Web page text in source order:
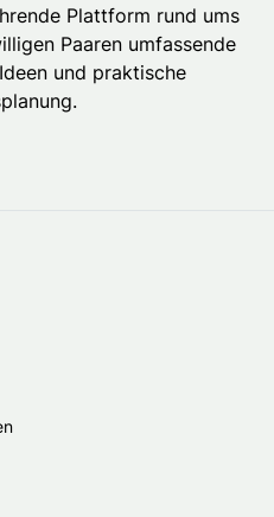
Plattform rund ums
Paaren umfassende
und praktische